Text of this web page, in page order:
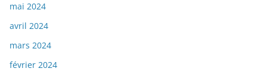
mai 2024
avril 2024
mars 2024
février 2024